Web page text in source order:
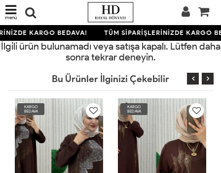
menü
KARGO BEDAVA! TÜM SİPARİŞLERİNİZDE KARGO
İlgili ürün bulunamadı veya satışa kapalı. Lütfen daha
sonra tekrar deneyin.
Bu Ürünler İlginizi Çekebilir
KARGO
BEDAVA
KARGO
BEDAVA